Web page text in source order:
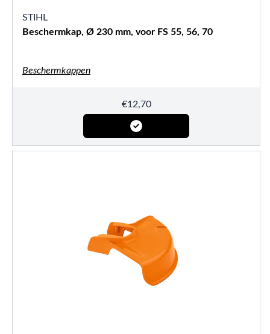
STIHL
Beschermkap, Ø 230 mm, voor FS 55, 56, 70
Beschermkappen
€12,70